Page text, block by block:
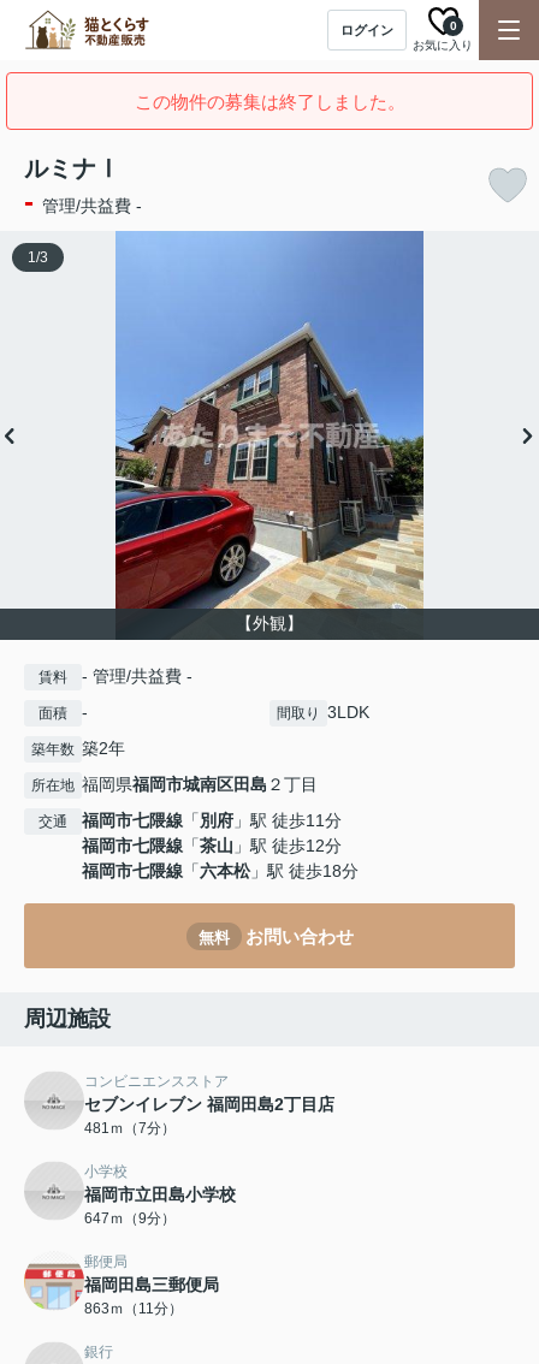
ログイン
お気に入り
0
この物件の募集は終了しました。
ルミナⅠ
- 管理/共益費 -
【外観】
1/3
賃料 - 管理/共益費 -
面積 - 間取り 3LDK
築年数 築2年
所在地 福岡県福岡市城南区田島 ２丁目
交通 福岡市七隈線 「別府 」駅 徒歩11分
福岡市七隈線 「茶山 」駅 徒歩12分
福岡市七隈線 「六本松」駅 徒歩18分
無料 お問い合わせ
周辺施設
コンビニエンスストア
セブンイレブン 福岡田島2丁目店
481ｍ（7分）
小学校
福岡市立田島小学校
647ｍ（9分）
郵便局
福岡田島三郵便局
863ｍ（11分）
銀行